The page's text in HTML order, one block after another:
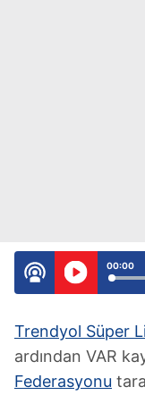
00:00
Trendyol Süper
ardından VAR
Federasyonu